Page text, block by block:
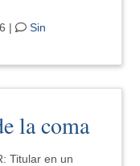
|
Sin
la coma
Titular en un